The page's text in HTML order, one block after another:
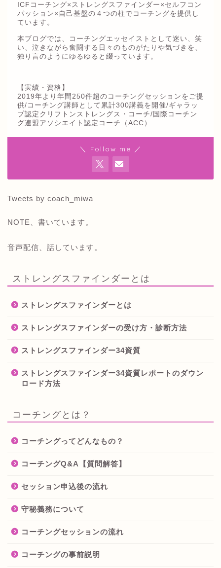
ICFコーチング×ストレングスファインダー×セルフコン
パッション×自己基盤の４つの柱でコーチングを提供し
ています。
本ブログでは、コーチングエッセイストとして迷い、笑
い、泣きながら奮闘する日々のものがたりや気づきを、
独り言のようにゆるゆると綴っています。
【実績・資格】
2019年より年間250件超のコーチングセッションをご提
供/コーチング講師として累計300講義を開催/ギャラッ
プ認定クリフトンストレングス・コーチ/国際コーチン
グ連盟アソシエイト認定コーチ（ACC）
＼ Follow me ／
Tweets by coach_miwa
NOTE、書いています。
音声配信、話しています。
ストレングスファインダーとは
ストレングスファインダーとは
ストレングスファインダーの受け方・診断方法
ストレングスファインダー34資質
ストレングスファインダー34資質レポートのダウン
ロード方法
コーチングとは？
コーチングってどんなもの？
コーチングQ&A【質問解答】
セッション申込後の流れ
守秘義務について
コーチングセッションの流れ
コーチングの事前説明